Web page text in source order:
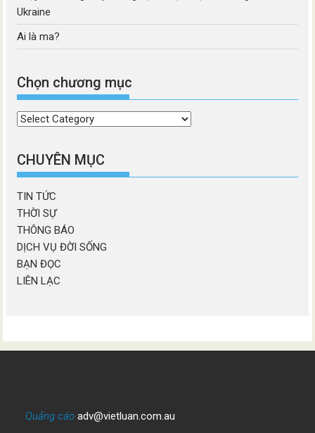
Ukraine
Ai là ma?
Chọn chương mục
Chọn
mục
CHUYÊN MỤC
TIN TỨC
THỜI SỰ
THÔNG BÁO
DỊCH VỤ ĐỜI SỐNG
BẠN ĐỌC
LIÊN LẠC
Quảng cáo adv@vietluan.com.au